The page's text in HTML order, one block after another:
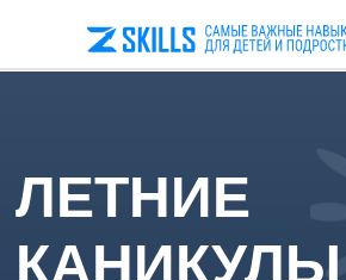
КАНИКУЛЫ
С ZSKILLS